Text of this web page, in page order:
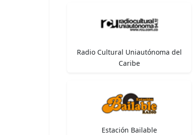
Radio Cultural Uniautónoma del
Caribe
Estación Bailable